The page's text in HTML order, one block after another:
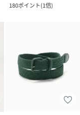
180ポイント(1倍)